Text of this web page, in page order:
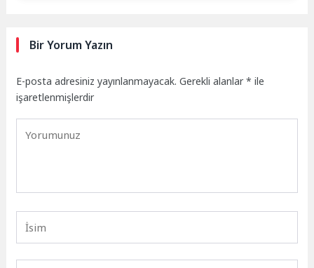
Bir Yorum Yazın
E-posta adresiniz yayınlanmayacak. Gerekli alanlar* ile
işaretlenmişlerdir